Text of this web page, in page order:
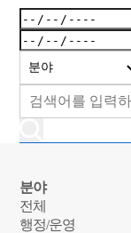
분야
전체
행정/운영